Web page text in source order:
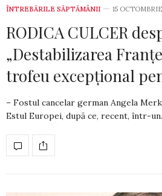
ÎNTREBĂRILE SĂPTĂMÂNII 15
RODICA CULCER
„Destabilizarea
trofeu excepțional
– Fostul cancelar german Angela
Estul Europei, după ce, recent, într-